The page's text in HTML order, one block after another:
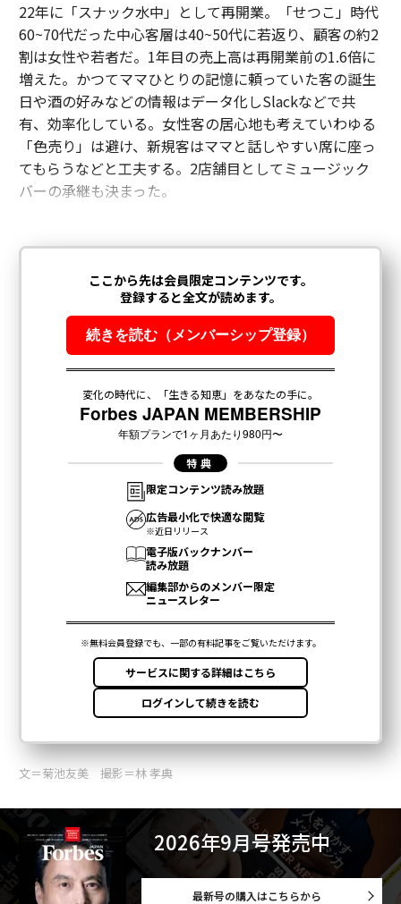
22年に「スナック水中」として再開業。「せつこ」時代
60~70代だった中心客層は40~50代に若返り、顧客の約2
割は女性や若者だ。1年目の売上高は再開業前の1.6倍に
増えた。かつてママひとりの記憶に頼っていた客の誕生
日や酒の好みなどの情報はデータ化しSlackなどで共
有、効率化している。女性客の居心地も考えていわゆる
「色売り」は避け、新規客はママと話しやすい席に座っ
てもらうなどと工夫する。2店舗目としてミュージック
バーの承継も決まった。
文＝菊池友美 撮影＝林 孝典
2026年9月号発売中
最新号の購入はこちらから